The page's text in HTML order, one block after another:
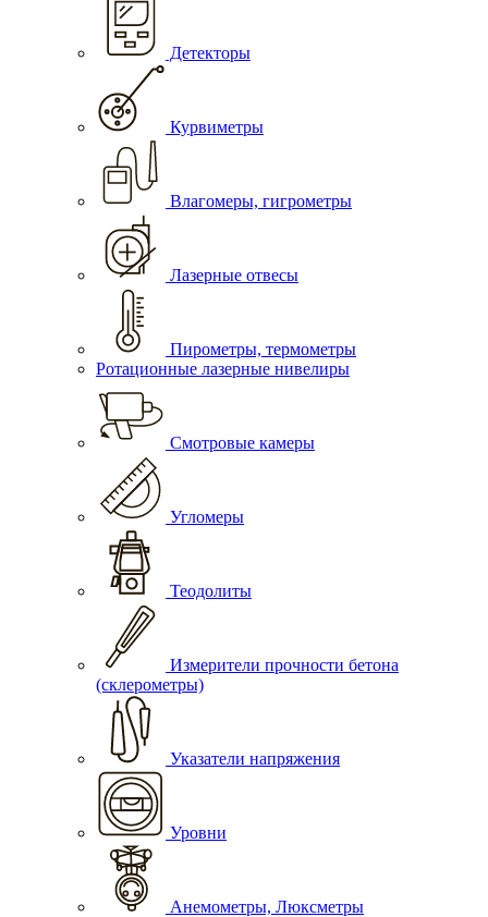
Детекторы
Курвиметры
Влагомеры, гигрометры
Лазерные отвесы
Пирометры, термометры
Ротационные лазерные нивелиры
Смотровые камеры
Угломеры
Теодолиты
Измерители прочности бетона
(склерометры)
Указатели напряжения
Уровни
Анемометры, Люксметры